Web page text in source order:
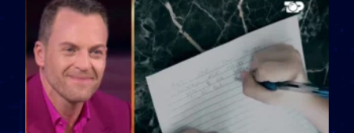
mungojë zilja e mëngjesit kur…